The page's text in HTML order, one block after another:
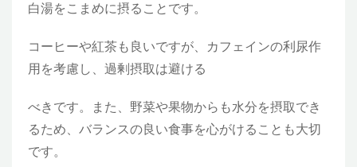
白湯をこまめに摂ることです。
コーヒーや紅茶も良いですが、カフェインの利尿作
用を考慮し、過剰摂取は避ける
べきです。また、野菜や果物からも水分を摂取でき
るため、バランスの良い食事を心がけることも大切
です。